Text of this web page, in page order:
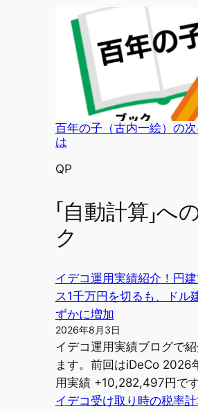
百年の子（古内一絵）の
は
投稿者
QP
「自動計算」へ
ク
イデコ運用実績紹介！円
ス1千万円を切るも、ドル
ずかに増加
2026年8月3日
イデコ運用実績ブログで
ます。前回はiDeCo 2026
用実績 +10,282,497円で
イデコ受け取り時の税率